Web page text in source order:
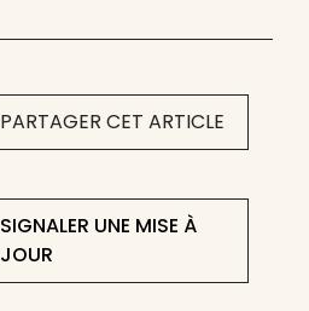
PARTAGER CET ARTICLE
SIGNALER UNE MISE À
JOUR